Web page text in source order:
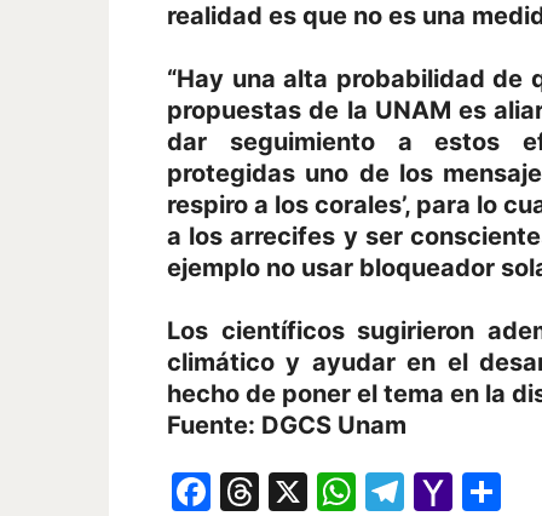
realidad es que no es una
“Hay una alta probabilidad de
propuestas de la UNAM es
dar seguimiento a estos
protegidas uno de los
respiro a los corales’, para lo
a los arrecifes y ser
ejemplo no usar bloqueador
Los científicos sugirieron
climático y ayudar en el
hecho de poner el tema en la
Fuente: DGCS Unam
Facebook
Threads
X